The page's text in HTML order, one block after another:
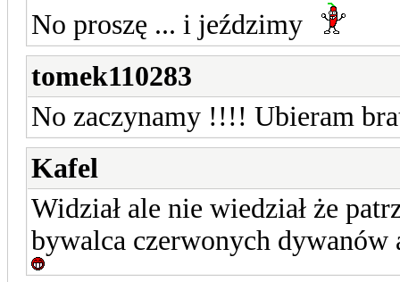
No proszę ... i jeździmy
tomek110283
No zaczynamy !!!! Ubieram
Kafel
Widział ale nie wiedział że
bywalca czerwonych